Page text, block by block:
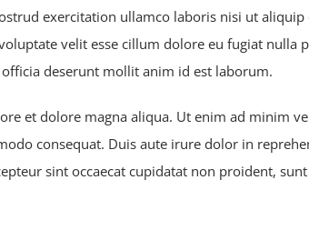
exercitation ullamco laboris nisi ut aliquip
velit esse cillum dolore eu fugiat nulla
deserunt mollit anim id est laborum.
et dolore magna aliqua. Ut enim ad minim
consequat. Duis aute irure dolor in
sint occaecat cupidatat non proident,